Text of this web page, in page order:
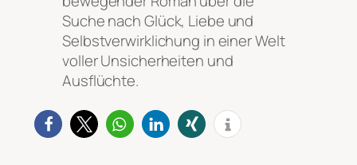
Suche nach Glück, Liebe und
Selbstverwirklichung in einer Welt
voller Unsicherheiten und
Ausflüchte.